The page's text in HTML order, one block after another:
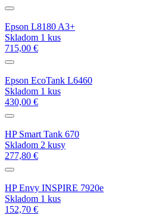
Epson L8180 A3+
Skladom 1 kus
715,00 €
Epson EcoTank L6460
Skladom 1 kus
430,00 €
HP Smart Tank 670
Skladom 2 kusy
277,80 €
HP Envy INSPIRE 7920e
Skladom 1 kus
152,70 €